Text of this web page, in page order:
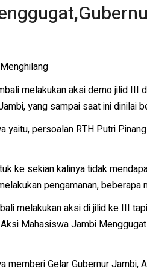
melakukan aksi demo jilid III
yang sampai saat ini dinilai
yaitu, persoalan RTH Putri
ke sekian kalinya tidak
pengamanan,
melakukan aksi di jilid ke III
Mahasiswa Jambi
memberi Gelar Gubernur